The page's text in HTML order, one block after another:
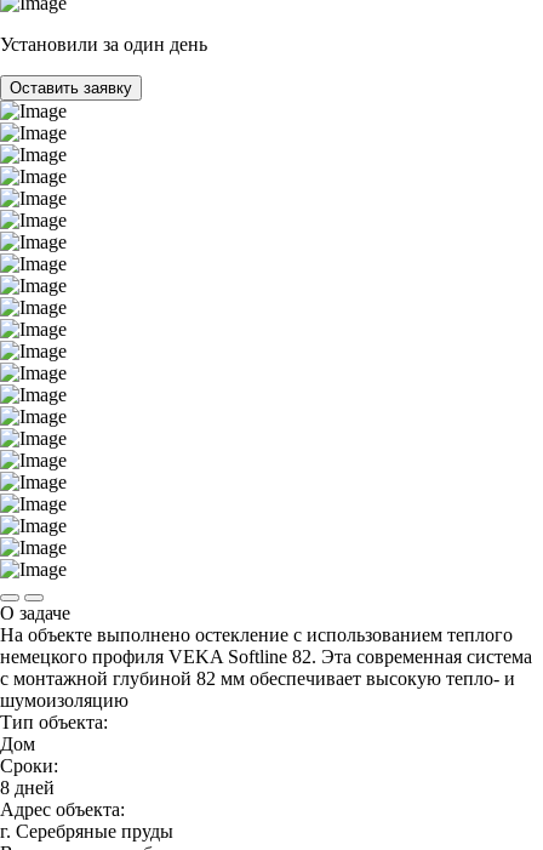
Установили за один день
Оставить заявку
О задаче
На объекте выполнено остекление с использованием теплого
немецкого профиля VEKA Softline 82. Эта современная система
с монтажной глубиной 82 мм обеспечивает высокую тепло- и
шумоизоляцию
Тип объекта:
Дом
Сроки:
8 дней
Адрес объекта:
г. Серебряные пруды